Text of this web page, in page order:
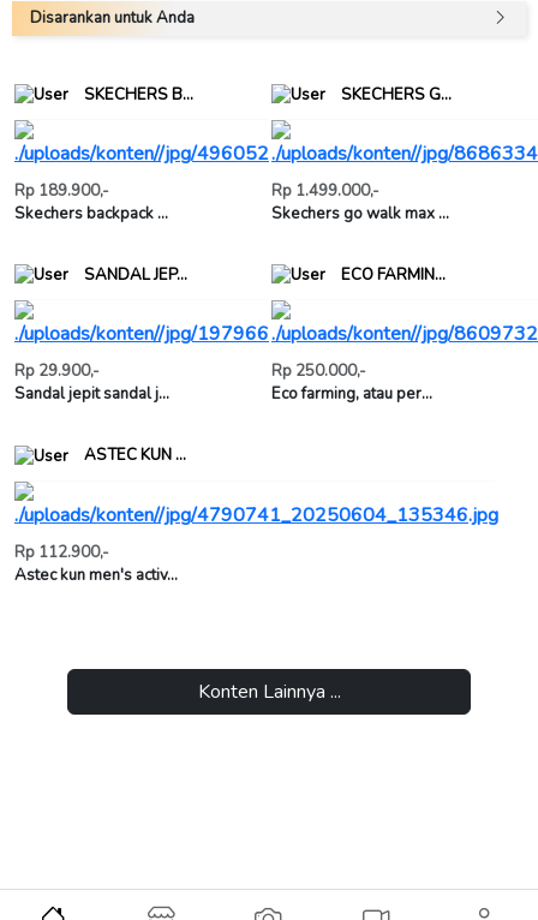
Disarankan untuk Anda
SKECHERS B...
Rp 189.900,-
Skechers backpack ...
SKECHERS G...
Rp 1.499.000,-
Skechers go walk max ...
SANDAL JEP...
Rp 29.900,-
Sandal jepit sandal j...
ECO FARMIN...
Rp 250.000,-
Eco farming, atau per...
ASTEC KUN ...
Rp 112.900,-
Astec kun men's activ...
Konten Lainnya ...